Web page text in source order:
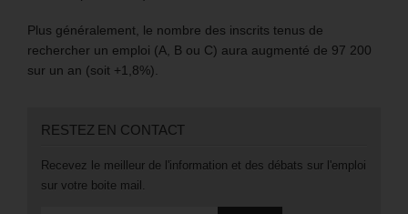
Plus généralement, le nombre des inscrits tenus de
rechercher un emploi (A, B ou C) aura augmenté de 97 200
sur un an (soit +1,8%).
RESTEZ EN CONTACT
Recevez le meilleur de l'information et des débats sur l'emploi
sur votre boite mail.